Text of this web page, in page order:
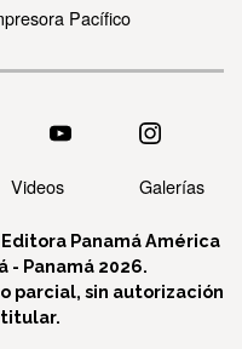
Pacífico
Videos Galerías
Panamá América
- Panamá 2026.
parcial, sin autorización